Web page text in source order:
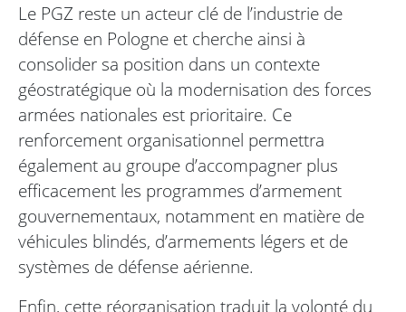
Le PGZ reste un acteur clé de l’industrie de
défense en Pologne et cherche ainsi à
consolider sa position dans un contexte
géostratégique où la modernisation des forces
armées nationales est prioritaire. Ce
renforcement organisationnel permettra
également au groupe d’accompagner plus
efficacement les programmes d’armement
gouvernementaux, notamment en matière de
véhicules blindés, d’armements légers et de
systèmes de défense aérienne.
Enfin, cette réorganisation traduit la volonté du